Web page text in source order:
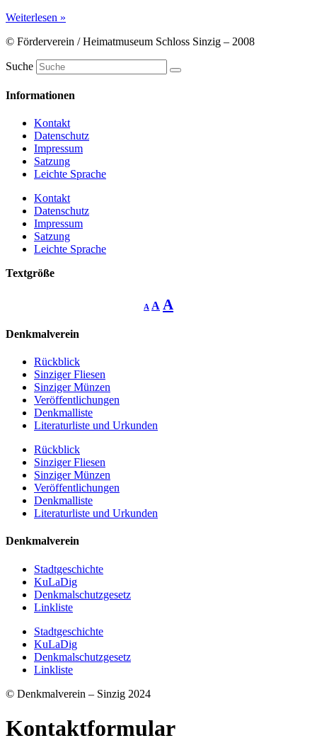
Weiterlesen »
© Förderverein / Heimatmuseum Schloss Sinzig – 2008
Suche
Informationen
Kontakt
Datenschutz
Impressum
Satzung
Leichte Sprache
Kontakt
Datenschutz
Impressum
Satzung
Leichte Sprache
Textgröße
A
Decrease
font
A Reset
font
A
Denkmalverein
Rückblick
Sinziger Fliesen
Sinziger Münzen
Veröffentlichungen
Denkmalliste
Literaturliste und Urkunden
Rückblick
Sinziger Fliesen
Sinziger Münzen
Veröffentlichungen
Denkmalliste
Literaturliste und Urkunden
Denkmalverein
Stadtgeschichte
KuLaDig
Denkmalschutzgesetz
Linkliste
Stadtgeschichte
KuLaDig
Denkmalschutzgesetz
Linkliste
© Denkmalverein – Sinzig 2024
Kontaktformular